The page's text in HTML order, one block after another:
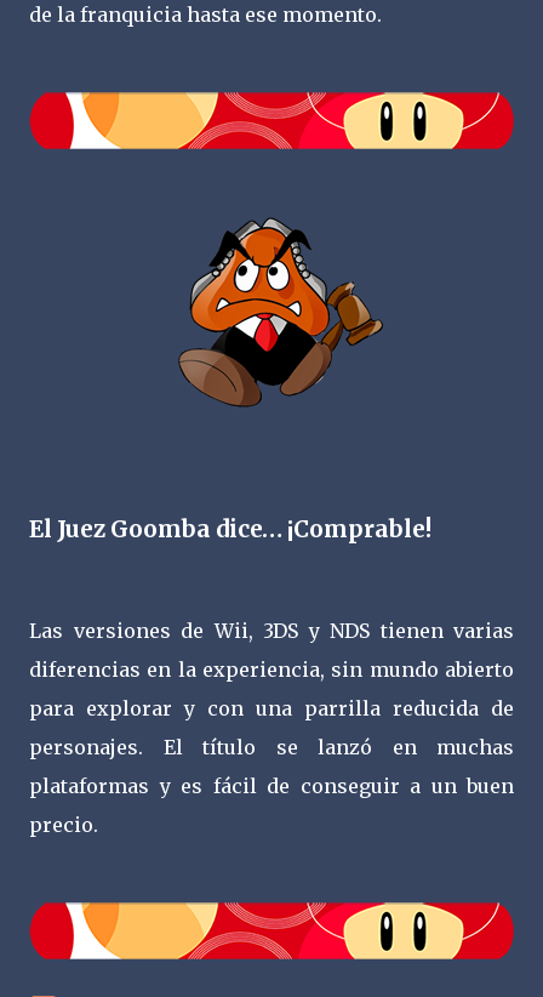
de la franquicia hasta ese momento.
El Juez Goomba dice… ¡Comprable!
Las versiones de Wii, 3DS y NDS tienen varias
diferencias en la experiencia, sin mundo abierto
para explorar y con una parrilla reducida de
personajes. El título se lanzó en muchas
plataformas y es fácil de conseguir a un buen
precio.